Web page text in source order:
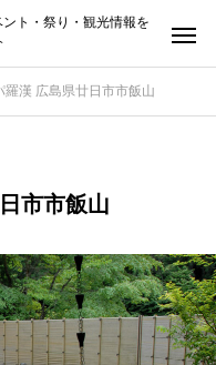
ト・祭り・観光情報を
羅漢 広島県廿日市市飯山
市市飯山